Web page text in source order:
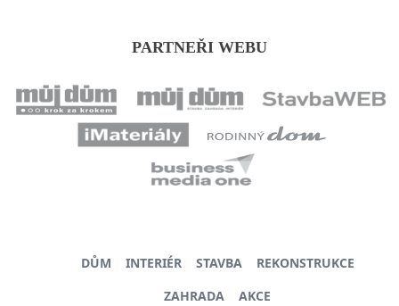
PARTNEŘI WEBU
DŮM INTERIÉR STAVBA
REKONSTRUKCE
ZAHRADA
AKCE